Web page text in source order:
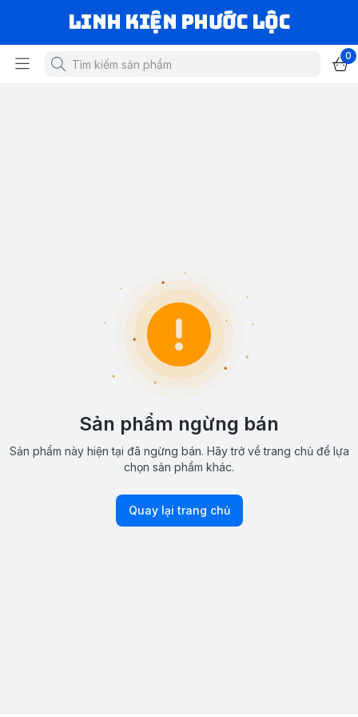
LINH KIỆN PHƯỚC LỘC
0
Sản phẩm ngừng bán
Sản phẩm này hiện tại đã ngừng bán. Hãy trở về trang chủ để lựa
chọn sản phẩm khác.
Quay lại trang chủ